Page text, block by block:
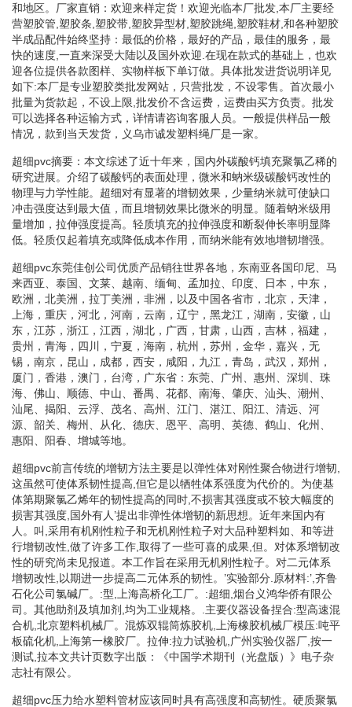
和地区。厂家直销：欢迎来样定货！欢迎光临本厂批发,本厂主要经
营塑胶管,塑胶条,塑胶带,塑胶异型材,塑胶跳绳,塑胶鞋材,和各种塑胶
半成品配件始终坚持：最低的价格，最好的产品，最佳的服务，最
快的速度,一直来深受大陆以及国外欢迎.在现在款式的基础上，也欢
迎各位提供各款图样、实物样板下单订做。具体批发进货说明详见
如下:本厂是专业塑胶类批发网站，只营批发，不设零售。首次最小
批量为货款起，不设上限,批发价不含运费，运费由买方负责。批发
可以选择各种运输方式，详情请咨询客服人员。一般提供样品一般
情况，款到当天发货，义乌市诚发塑料绳厂是一家。
超细pvc摘要：本文综述了近十年来，国内外碳酸钙填充聚氯乙稀的
研究进展。介绍了碳酸钙的表面处理，微米和蚋米级碳酸钙改性的
物理与力学性能。超细对有显著的增韧效果，少量纳米就可使缺口
冲击强度达到最大值，而且增韧效果比微米的明显。随着蚋米级用
量增加，拉伸强度提高。轻质填充的拉伸强度和断裂伸长率明显降
低。轻质仅起着填充或降低成本作用，而纳米能有效地增韧增强。
超细pvc东莞佳创公司优质产品销往世界各地，东南亚各国印尼、马
来西亚、泰国、文莱、越南、缅甸、孟加拉、印度、日本，中东，
欧洲，北美洲，拉丁美洲，非洲，以及中国各省市，北京，天津，
上海，重庆，河北，河南，云南，辽宁，黑龙江，湖南，安徽，山
东，江苏，浙江，江西，湖北，广西，甘肃，山西，吉林，福建，
贵州，青海，四川，宁夏，海南，杭州，苏州，金华，嘉兴，无
锡，南京，昆山，成都，西安，咸阳，九江，青岛，武汉，郑州，
厦门，香港，澳门，台湾，广东省：东莞、广州、惠州、深圳、珠
海、佛山、顺德、中山、番禺、花都、南海、肇庆、汕头、潮州、
汕尾、揭阳、云浮、茂名、高州、江门、湛江、阳江、清远、河
源、韶关、梅州、从化、德庆、恩平、高明、英德、鹤山、化州、
惠阳、阳春、增城等地。
超细pvc前言传统的增韧方法主要是以弹性体对刚性聚合物进行增韧,
这虽然可使体系韧性提高,但它是以牺牲体系强度为代价的。为使基
体第期聚氯乙烯年的韧性提高的同时,不损害其强度或不较大幅度的
损害其强度,国外有人’提出非弹性体增韧的新思想。近年来国内有
人。叫,采用有机刚性粒子和无机刚性粒子对大品种塑料如、和等进
行增韧改性,做了许多工作,取得了一些可喜的成果,但。对体系增韧改
性的研究尚未见报道。本工作旨在采用无机刚性粒子。对二元体系
增韧改性,以期进一步提高二元体系的韧性。’实验部分.原材料:’,齐鲁
石化公司氯碱厂。:型,上海高桥化工厂。:超细,烟台义鸿华侨有限公
司。其他助剂及填加剂,均为工业规格。.主要仪器设备捏合:型高速混
合机,北京塑料机械厂。混炼双辊筒炼胶机,上海橡胶机械厂模压:吨平
板硫化机,上海第一橡胶厂。拉伸:拉力试验机,广州实验仪器厂,按一
测试,拉本文共计页数字出版：《中国学术期刊（光盘版）》电子杂
志社有限公。
超细pvc压力给水塑料管材应该同时具有高强度和高韧性。硬质聚氯